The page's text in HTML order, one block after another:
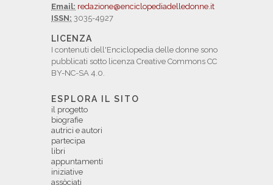
Email: redazione@enciclopediadelledonne.it
ISSN: 3035-4927
LICENZA
I contenuti dell'Enciclopedia delle donne sono
pubblicati sotto licenza Creative Commons CC
BY-NC-SA 4.0.
ESPLORA IL SITO
il progetto
biografie
autrici e autori
partecipa
libri
appuntamenti
iniziative
assòciati